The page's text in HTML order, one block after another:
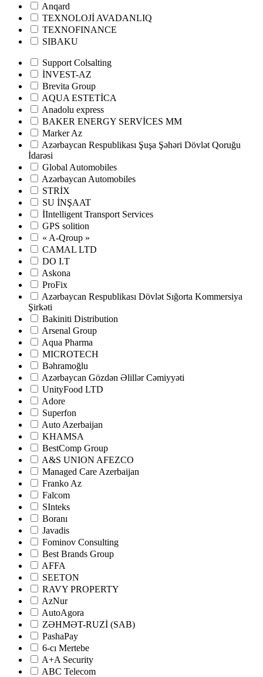
Anqard
TEXNOLOJİ AVADANLIQ
TEXNOFINANCE
SIBAKU
Support Colsalting
İNVEST-AZ
Brevita Group
AQUA ESTETİCA
Anadolu express
BAKER ENERGY SERVİCES MM
Marker Az
Azərbaycan Respublikası Şuşa Şəhəri Dövlət Qoruğu
İdarəsi
Global Automobiles
Azərbaycan Automobiles
STRİX
SU İNŞAAT
İIntelligent Transport Services
GPS solition
« A-Qroup »
CAMAL LTD
DO I.T
Askona
ProFix
Azərbaycan Respublikası Dövlət Sığorta Kommersiya
Şirkəti
Bakiniti Distribution
Arsenal Group
Aqua Pharma
MICROTECH
Bəhramoğlu
Azərbaycan Gözdən Əlillər Cəmiyyəti
UnityFood LTD
Adore
Superfon
Auto Azerbaijan
KHAMSA
BestComp Group
A&S UNION AFEZCO
Managed Care Azerbaijan
Franko Az
Falcom
SInteks
Boranı
Javadis
Fominov Consulting
Best Brands Group
AFFA
SEETON
RAVY PROPERTY
AzNur
AutoAgora
ZƏHMƏT-RUZİ (SAB)
PashaPay
6-cı Mertebe
A+A Security
ABC Telecom